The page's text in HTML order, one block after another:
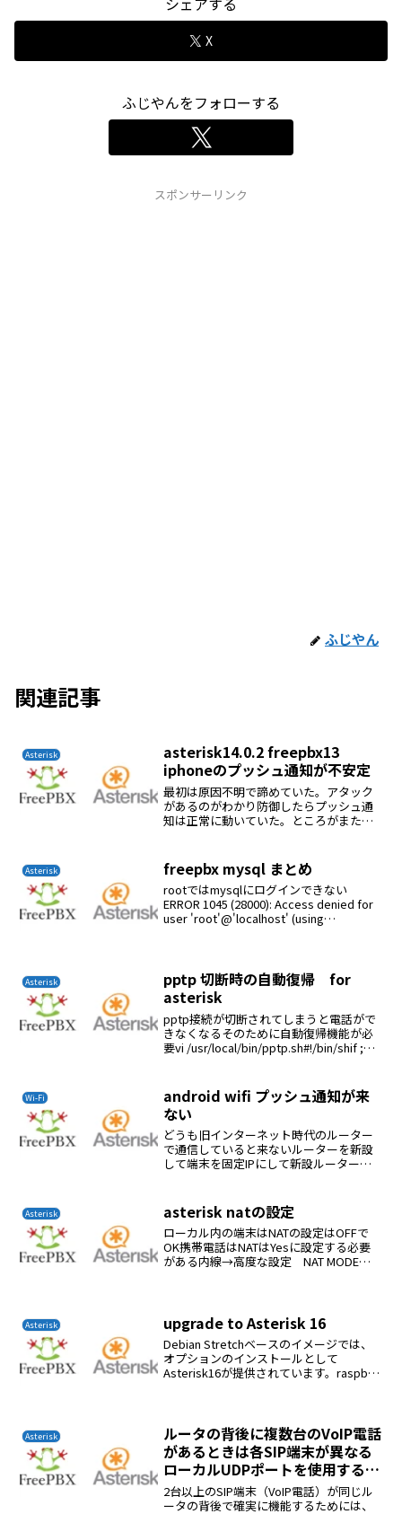
X
ふじやんをフォローする
スポンサーリンク
ふじやん
関連記事
Asterisk
asterisk14.0.2 freepbx13
iphoneのプッシュ通知が不安定
最初は原因不明で諦めていた。アタック
があるのがわかり防御したらプッシュ通
知は正常に動いていた。ところがまたお
因はsipログインのパスワードが盗まれて
いた。自分がプッシュ...
Asterisk freepbx mysql まとめ
rootではmysqlにログインできない
ERROR 1045 (28000): Access denied for
user 'root'@'localhost' (using
Asterisk
pptp 切断時の自動復帰 for
asterisk
pptp接続が切断されてしまうと電話がで
きなくなるそのために自動復帰機能が必
要vi /usr/local/bin/pptp.sh#!/bin/shif ;
Wi-Fi
android wifi プッシュ通知が来
ない
どうも旧インターネット時代のルーター
で通信していると来ないルーターを新設
して端末を固定IPにして新設ルーター経
設定→wifi→長押し→ネットワークの変更
これで...
Asterisk asterisk natの設定
ローカル内の端末はNATの設定はOFFで
OK携帯電話はNATはYesに設定する必要
がある内線→高度な設定 NAT MODE
Asterisk upgrade to Asterisk 16
Debian Stretchベースのイメージでは、
オプションのインストールとして
Asterisk16が提供されています。raspbx-
Asterisk
ルータの背後に複数台のVoIP電話
があるときは各SIP端末​​が異なる
ローカルUDPポートを使用する必
要があります
2台以上のSIP端末​​（VoIP電話）が同じル
ータの背後で確実に機能するためには、